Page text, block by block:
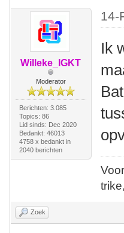
Willeke_IGKT
Moderator
Berichten: 3.085
Topics: 86
Lid sinds: Dec 2020
Bedankt: 46013
4758 x bedankt in
2040 berichten
14-
Ik
Zoek